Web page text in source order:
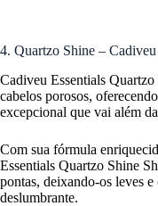
4. Quartzo Shine – Cadiveu
Cadiveu Essentials
cabelos porosos,
excepcional que vai além
Com sua fórmula
Essentials Quartzo Shine
pontas, deixando-os leves
deslumbrante.